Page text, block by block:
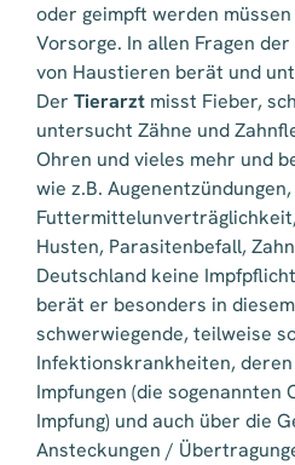
oder geimpft werden
Vorsorge. In allen Fragen
von Haustieren berät und
Der Tierarzt misst Fieber,
untersucht Zähne und
Ohren und vieles mehr und
wie z.B.
Husten, Parasitenbefall,
Deutschland keine
berät er besonders in
schwerwiegende, teilweise
Infektionskrankheiten,
Impfungen (die sogenannten
Impfung) und auch über die
Ansteckungen /